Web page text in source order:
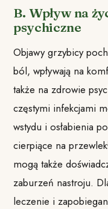
B. Wpływ na
psychiczne
Objawy grzybicy
ból, wpływają na
także na zdrowie
częstymi infekcjami
wstydu i osłabienia
cierpiące na
mogą także
zaburzeń nastroju.
leczenie i